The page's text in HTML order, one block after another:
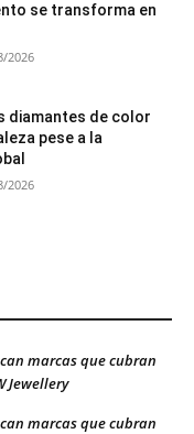
se transforma en
2026
diamantes de color
pese a la
2026
marcas que cubran
Jewellery
marcas que cubran